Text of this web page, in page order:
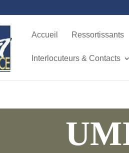
Accueil Ressortissants
Interlocuteurs & Contacts